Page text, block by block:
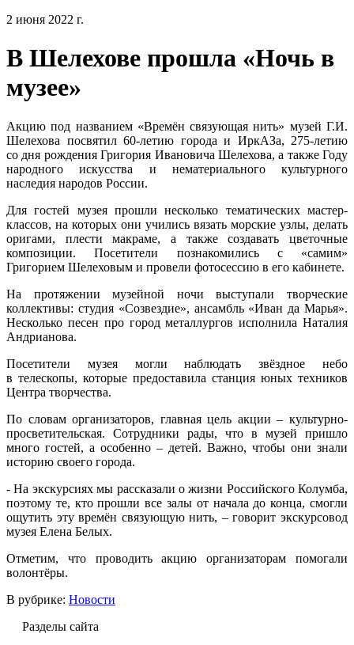
2 июня 2022 г.
В Шелехове прошла «Ночь в
музее»
Акцию под названием «Времён связующая нить» музей Г.И.
Шелехова посвятил 60-летию города и ИркАЗа, 275-летию
со дня рождения Григория Ивановича Шелехова, а также Году
народного искусства и нематериального культурного
наследия народов России.
Для гостей музея прошли несколько тематических мастер-
классов, на которых они учились вязать морские узлы, делать
оригами, плести макраме, а также создавать цветочные
композиции. Посетители познакомились с «самим»
Григорием Шелеховым и провели фотосессию в его кабинете.
На протяжении музейной ночи выступали творческие
коллективы: студия «Созвездие», ансамбль «Иван да Марья».
Несколько песен про город металлургов исполнила Наталия
Андрианова.
Посетители музея могли наблюдать звёздное небо
в телескопы, которые предоставила станция юных техников
Центра творчества.
По словам организаторов, главная цель акции – культурно-
просветительская. Сотрудники рады, что в музей пришло
много гостей, а особенно – детей. Важно, чтобы они знали
историю своего города.
- На экскурсиях мы рассказали о жизни Российского Колумба,
поэтому те, кто прошли все залы от начала до конца, смогли
ощутить эту времён связующую нить, – говорит экскурсовод
музея Елена Белых.
Отметим, что проводить акцию организаторам помогали
волонтёры.
В рубрике: Новости
Разделы сайта